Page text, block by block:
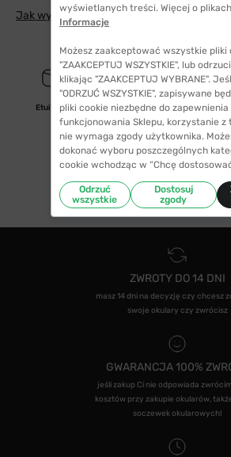
Jak wybrać odpowiedni rozmiar
Etui/woreczek
ZWROTY DO 14 DNI
masz 14 dni na decyzję czy chcesz
swoje okulary czy zwrócisz
GWARANCJA 100%
jeśli zakup Ci nie odpowiada
kosztów przy zakupie okularów,
soczewek okularowych!
wyświetlanych treści. Więcej o
Informacje
Możesz zaakceptować wszystkie pliki
"ZAAKCEPTUJ WSZYSTKIE", lub
klikając "ZAAKCEPTUJ WYBRANE".
"ODRZUĆ WSZYSTKIE", zapisywane
pliki cookie niezbędne do zapewnienia
funkcjonowania Sklepu, korzystanie z
nie wymaga zgody użytkownika.
dokonać wyboru poszczególnych
cookie wchodząc w “Chcę
Odrzuć
wszystkie
Dostosuj
zgody